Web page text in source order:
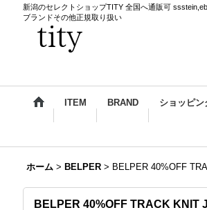
新潟のセレクトショップTITY 全国へ通販可
ブランドその他正規取り扱い
ITEM BRAND ショッピン
ホーム > BELPER > BELPER 40%OFF
BELPER 40%OFF TRACK KNIT